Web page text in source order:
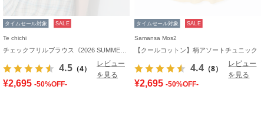
タイムセール対象 SALE
Te chichi
4.5 （4）
レビュー
を見る
¥2,695 -50%OFF-
タイムセール対象 SALE
Samansa Mos2
【クールコットン】柄アソートチュニック
4.4 （8）
レビュー
を見る
¥2,695 -50%OFF-